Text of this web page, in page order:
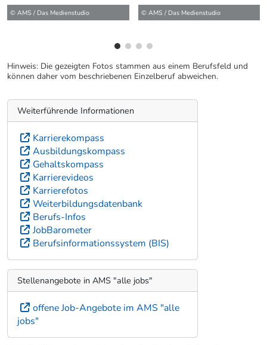
© AMS / Das Medienstudio
Hinweis: Die gezeigten Fotos stammen aus einem Berufsfeld und
können daher vom beschriebenen Einzelberuf abweichen.
Weiterführende Informationen
Karrierekompass
Ausbildungskompass
Gehaltskompass
Karrierevideos
Karrierefotos
Weiterbildungsdatenbank
Berufs-Infos
JobBarometer
Berufsinformationssystem (BIS)
Stellenangebote in AMS "alle jobs"
offene Job-Angebote im AMS "alle
jobs"